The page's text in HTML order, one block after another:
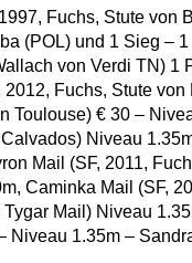
Fuchs, Stute von
(POL) und 1 Sieg –
von Verdi TN)
Fuchs, Stute
Toulouse) € 30 –
Niveau
Mail (SF, 2011,
Caminka Mail (SF,
Mail) Niveau
Niveau 1.35m –